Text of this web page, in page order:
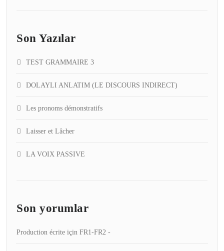
Son Yazılar
TEST GRAMMAIRE 3
DOLAYLI ANLATIM (LE DISCOURS INDIRECT)
Les pronoms démonstratifs
Laisser et Lâcher
LA VOIX PASSIVE
Son yorumlar
Production écrite için FR1-FR2 -